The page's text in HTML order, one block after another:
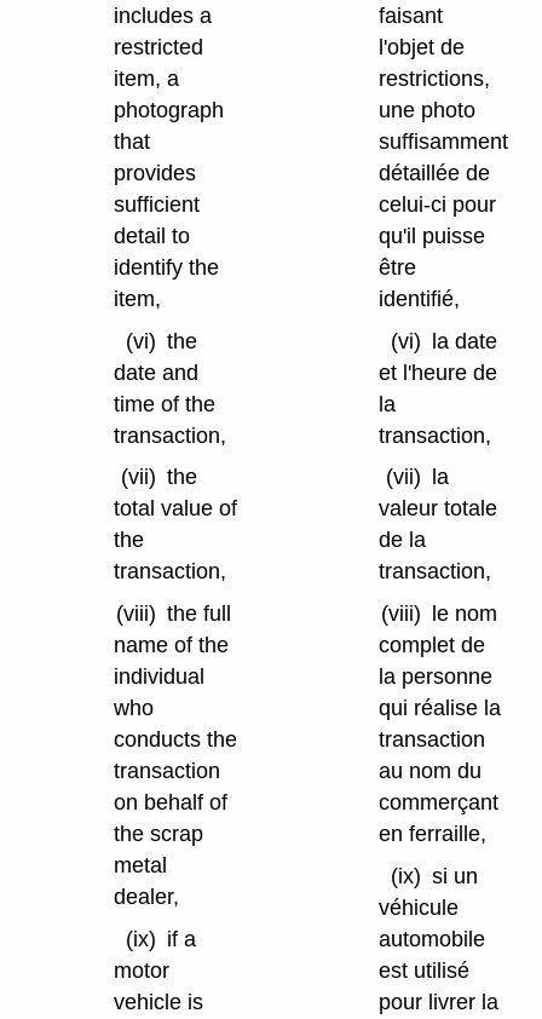
includes a
restricted
item, a
photograph
that
provides
sufficient
detail to
identify the
item,
(vi) the
date and
time of the
transaction,
(vii) the
total value of
the
transaction,
(viii) the full
name of the
individual
who
conducts the
transaction
on behalf of
the scrap
metal
dealer,
(ix) if a
motor
vehicle is
faisant
l'objet de
restrictions,
une photo
suffisamment
détaillée de
celui-ci pour
qu'il puisse
être
identifié,
(vi) la date
et l'heure de
la
transaction,
(vii)
la
valeur totale
de la
transaction,
(viii)
le nom
complet de
la personne
qui réalise la
transaction
au nom du
commerçant
en ferraille,
(ix) si un
véhicule
automobile
est utilisé
pour livrer la